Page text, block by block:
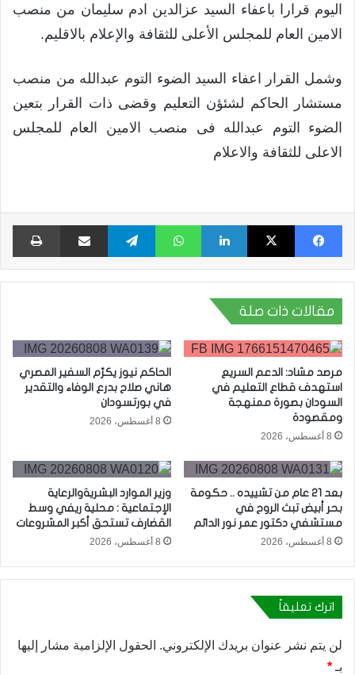
اليوم قرارا باعفاء السيد عزالدين ادم سليمان من منصب
الامين العام للمجلس الأعلى للثقافة والإعلام بالاقليم.
وشمل القرار اعفاء السيد الضوء التوم عبدالله من منصب
مستشار الحاكم لشئؤن التعليم وقضى ذات القرار بتعين
الضوء التوم عبدالله فى منصب الامين العام للمجلس
الاعلى للثقافة والاعلام
فيسبوك X لينكدإن واتساب تيلقرام مشاركة عبر البريد
مقالات ذات صلة
مرصد مشاد: الدعم السريع
استهدف قطاع التعليم في
السودان بصورة ممنهجة
ومقصودة
8 أغسطس، 2026
الحاكم نيوز يكرّم السفير المصري
هاني صلاح بدرع الوفاء والتقدير
في بورتسودان
8 أغسطس، 2026
بعد 21 عام من تشييده .. حكومة
بحر أبيض تبث الروح في
مستشفي دكتور عمر نور الدائم
8 أغسطس، 2026
وزير الموارد البشريةوالرعاية
الإجتماعية : محلية ريفي وسط
القضارف تستحق أكبر المشروعات
8 أغسطس، 2026
اترك تعليقاً
لن يتم نشر عنوان بريدك الإلكتروني. الحقول الإلزامية مشار إليها
بـ *